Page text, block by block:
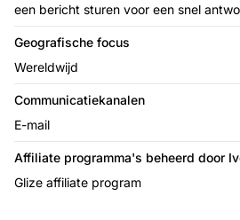
een bericht sturen voor een snel
Geografische focus
Wereldwijd
Communicatiekanalen
E-mail
Affiliate programma's beheerd door
Glize affiliate program